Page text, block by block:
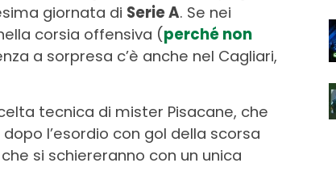
giornata di Serie A. Se nei
corsia offensiva (perché non
a sorpresa c’è anche nel Cagliari,
tecnica di mister Pisacane, che
dopo l’esordio con gol della scorsa
si schiereranno con un unica